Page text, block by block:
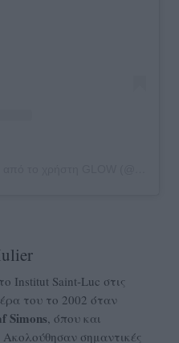
Institut Saint‑Luc στις
του το 2002 όταν
Simons, όπου και
σημαντικές